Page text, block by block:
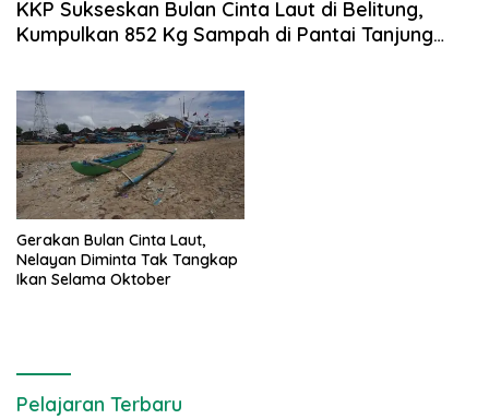
KKP Sukseskan Bulan Cinta Laut di Belitung,
Kumpulkan 852 Kg Sampah di Pantai Tanjung
Gerakan Bulan Cinta Laut,
Nelayan Diminta Tak Tangkap
Ikan Selama Oktober
Pelajaran Terbaru